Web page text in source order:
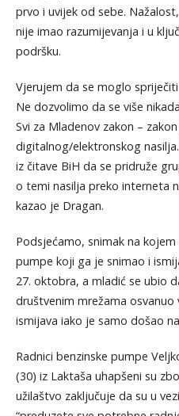
prvo i uvijek od sebe.
nije imao razumijevanja i u
podršku.
Vjerujem da se moglo
Ne dozvolimo da se više
Svi za Mladenov zakon –
digitalnog/elektronskog
iz čitave BiH da se pridruže
o temi nasilja preko interneta
kazao je Dragan.
Podsjećamo, snimak na
pumpe koji ga je snimao i
27. oktobra, a mladić se ubio
društvenim mrežama osvanuo
ismijava iako je samo došao
Radnici benzinske pumpe
(30) iz Laktaša uhapšeni su
užilaštvo zaključuje da su u